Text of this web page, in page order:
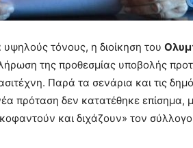
τόνους, η διοίκηση του
της προθεσμίας υποβολής
Παρά τα σενάρια και τις
πρόταση δεν κατατέθηκε επίσημα,
και διχάζουν» τον